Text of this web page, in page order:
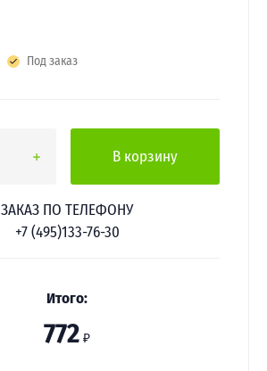
Под заказ
В корзину
ЗАКАЗ ПО ТЕЛЕФОНУ
+7 (495)133-76-30
Итого:
772 ₽